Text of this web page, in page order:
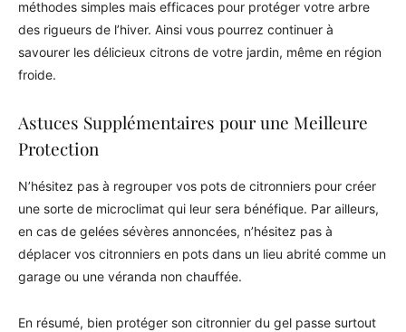
méthodes simples mais efficaces pour protéger votre arbre
des rigueurs de l’hiver. Ainsi vous pourrez continuer à
savourer les délicieux citrons de votre jardin, même en région
froide.
Astuces Supplémentaires pour une Meilleure
Protection
N’hésitez pas à regrouper vos pots de citronniers pour créer
une sorte de microclimat qui leur sera bénéfique. Par ailleurs,
en cas de gelées sévères annoncées, n’hésitez pas à
déplacer vos citronniers en pots dans un lieu abrité comme un
garage ou une véranda non chauffée.
En résumé, bien protéger son citronnier du gel passe surtout